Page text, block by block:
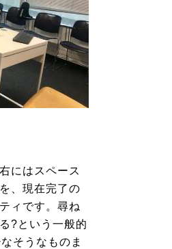
にはスペース
、現在完了の
ィです。尋ね
?という一般的
そうなものま